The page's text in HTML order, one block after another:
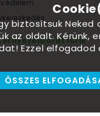
lufik
biztosítsuk
az oldalt. Kérünk,
Ezzel elfogadod
ÖSSZES